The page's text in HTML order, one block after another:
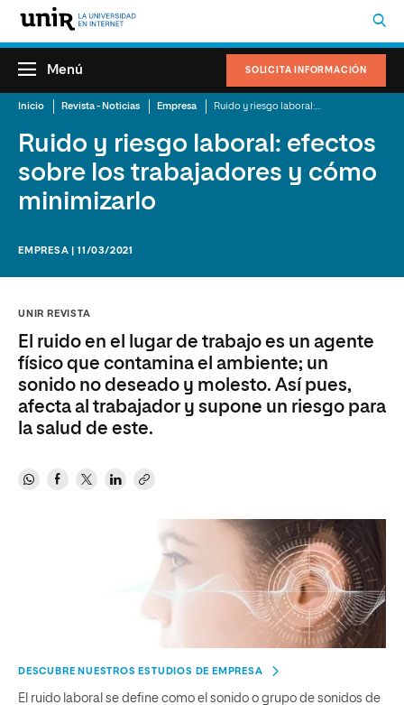
SOLICITA INFORMACIÓN
Menú
Inicio Revista - Noticias Empresa
Ruido y riesgo laboral: efectos
sobre los trabajadores y cómo
minimizarlo
EMPRESA | 11/03/2021
UNIR REVISTA
El ruido en el lugar de trabajo es un agente
físico que contamina el ambiente; un
sonido no deseado y molesto. Así pues,
afecta al trabajador y supone un riesgo para
la salud de este.
DESCUBRE NUESTROS ESTUDIOS DE EMPRESA
El ruido laboral se define como el sonido o grupo de sonidos de